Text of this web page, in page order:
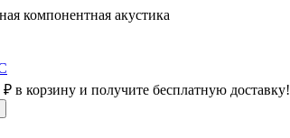
компонентная акустика
₽ в корзину и получите бесплатную доставку!